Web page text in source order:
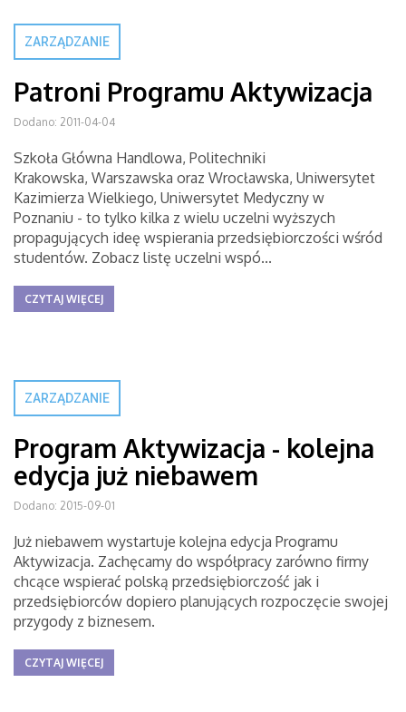
ZARZĄDZANIE
Patroni Programu Aktywizacja
Dodano: 2011-04-04
Szkoła Główna Handlowa, Politechniki
Krakowska, Warszawska oraz Wrocławska, Uniwersytet
Kazimierza Wielkiego, Uniwersytet Medyczny w
Poznaniu - to tylko kilka z wielu uczelni wyższych
propagujących ideę wspierania przedsiębiorczości wśród
studentów. Zobacz listę uczelni wspó...
CZYTAJ WIĘCEJ
ZARZĄDZANIE
Program Aktywizacja - kolejna
edycja już niebawem
Dodano: 2015-09-01
Już niebawem wystartuje kolejna edycja Programu
Aktywizacja. Zachęcamy do współpracy zarówno firmy
chcące wspierać polską przedsiębiorczość jak i
przedsiębiorców dopiero planujących rozpoczęcie swojej
przygody z biznesem.
CZYTAJ WIĘCEJ